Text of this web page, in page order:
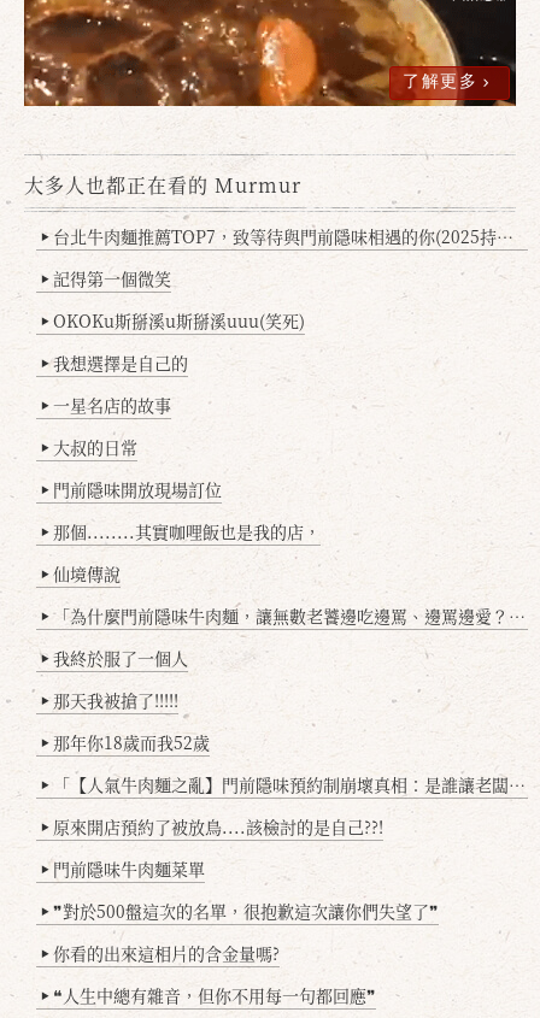
了解更多
大多人也都正在看的 Murmur
▶ 台北牛肉麵推薦TOP7，致等待與門前隱味相遇的你(2025持續更新
▶ 記得第一個微笑
▶ OKOKu斯掰溪u斯掰溪uuu(笑死)
▶ 我想選擇是自己的
▶ 一星名店的故事
▶ 大叔的日常
▶ 門前隱味開放現場訂位
▶ 那個........其實咖哩飯也是我的店，
▶ 仙境傳說
▶ 「為什麼門前隱味牛肉麵，讓無數老饕邊吃邊罵、邊罵邊愛？小辣雞揭密！」
▶ 我終於服了一個人
▶ 那天我被搶了!!!!!
▶ 那年你18歲而我52歲
▶ 「【人氣牛肉麵之亂】門前隱味預約制崩壞真相：是誰讓老闆心灰意冷？」
▶ 原來開店預約了被放鳥....該檢討的是自己??!
▶ 門前隱味牛肉麵菜單
▶ ❞對於500盤這次的名單，很抱歉這次讓你們失望了❞
▶ 你看的出來這相片的含金量嗎?
▶ ❝人生中總有雜音，但你不用每一句都回應❞